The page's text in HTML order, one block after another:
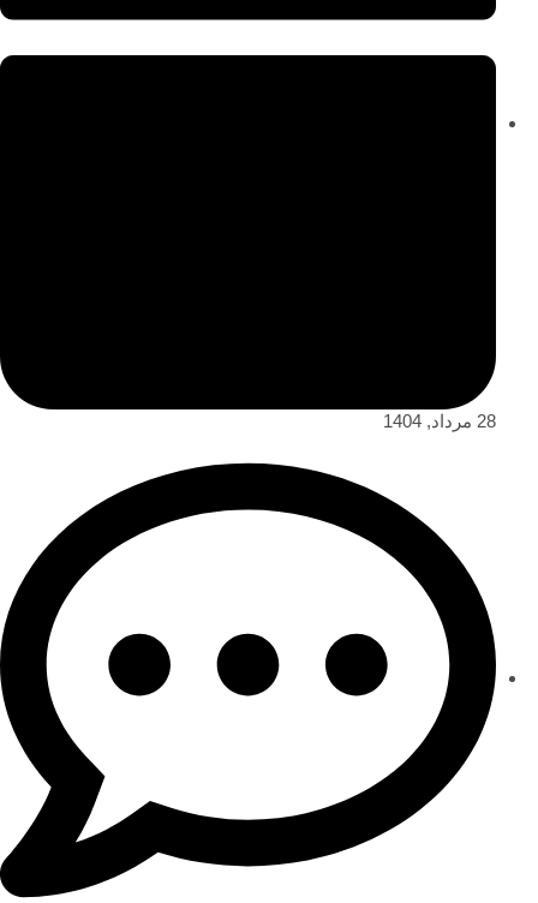
28 مرداد, 1404